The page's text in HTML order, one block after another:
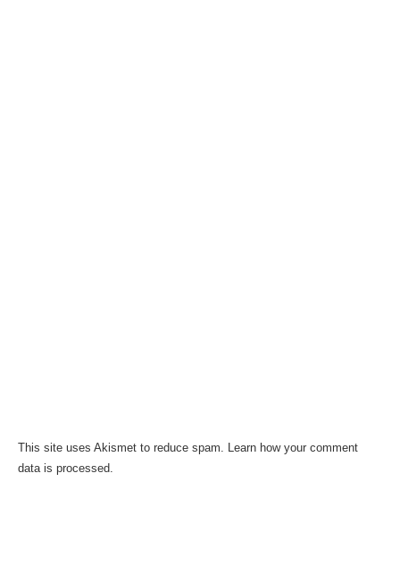
This site uses Akismet to reduce spam.
Learn how your comment
data is processed.